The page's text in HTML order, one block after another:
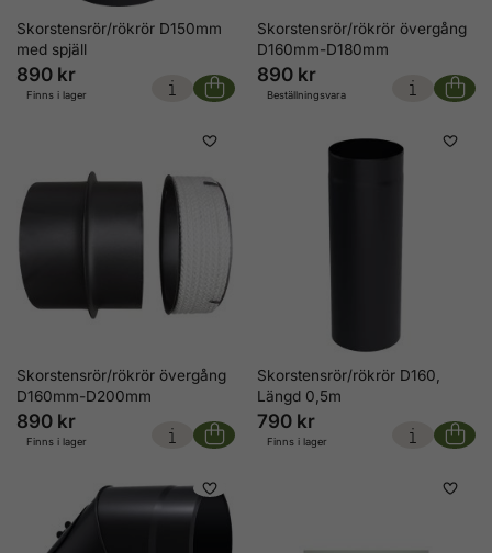
Skorstensrör/rökrör D150mm
med spjäll
890 kr
Finns i lager
Skorstensrör/rökrör övergång
D160mm-D180mm
890 kr
Beställningsvara
Skorstensrör/rökrör övergång
D160mm-D200mm
890 kr
Finns i lager
Skorstensrör/rökrör D160,
Längd 0,5m
790 kr
Finns i lager